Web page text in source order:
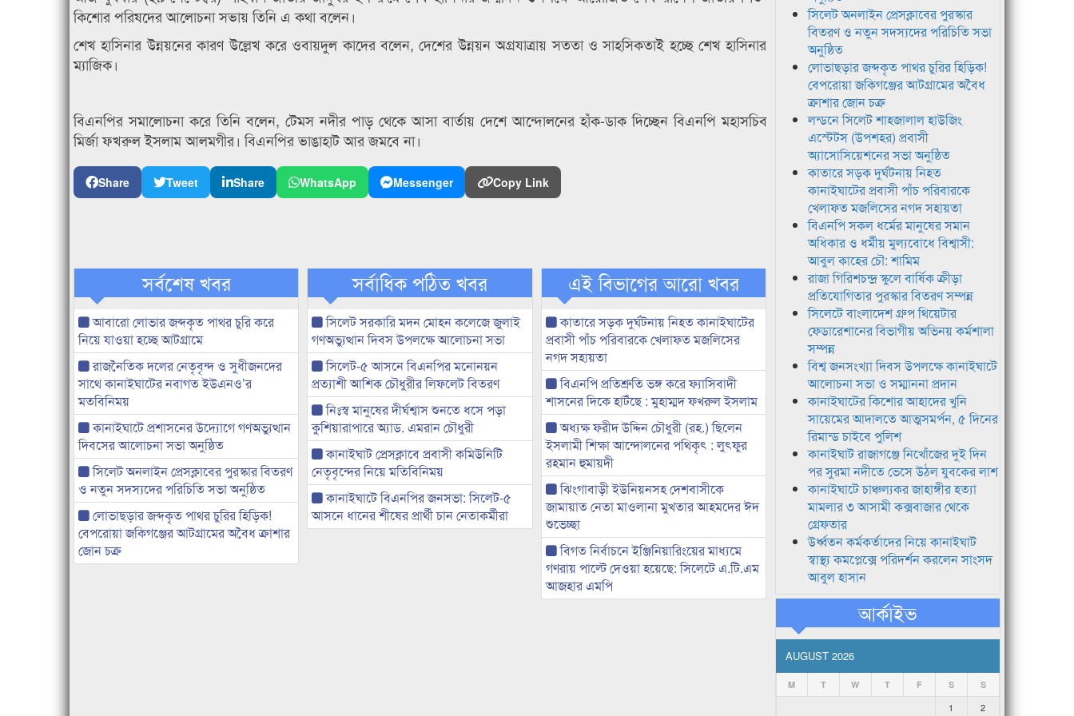
কিশোর পরিষদের আলোচনা সভায় তিনি এ কথা বলেন।
শেখ হাসিনার উন্নয়নের কারণ উল্লেখ করে ওবায়দুল কাদের বলেন, দেশের উন্নয়ন অগ্রযাত্রায় সততা ও সাহসিকতাই হচ্ছে শেখ হাসিনার
ম্যাজিক।
বিএনপির সমালোচনা করে তিনি বলেন, টেমস নদীর পাড় থেকে আসা বার্তায় দেশে আন্দোলনের হাঁক-ডাক দিচ্ছেন বিএনপি মহাসচিব
মির্জা ফখরুল ইসলাম আলমগীর। বিএনপির ভাঙাহাট আর জমবে না।
Share Tweet Share WhatsApp Messenger Copy Link
সর্বশেষ খবর
আবারো লোভার জব্দকৃত পাথর চুরি করে
নিয়ে যাওয়া হচ্ছে আটগ্রামে
রাজনৈতিক দলের নেতৃবৃন্দ ও সুধীজনদের
সাথে কানাইঘাটের নবাগত ইউএনও’র
মতবিনিময়
কানাইঘাটে প্রশাসনের উদ্যোগে গণঅভ্যুত্থান
দিবসের আলোচনা সভা অনুষ্ঠিত
সিলেট অনলাইন প্রেসক্লাবের পুরস্কার বিতরণ
ও নতুন সদস্যদের পরিচিতি সভা অনুষ্ঠিত
লোভাছড়ার জব্দকৃত পাথর চুরির হিড়িক!
বেপরোয়া জকিগঞ্জের আটগ্রামের অবৈধ ক্রাশার
জোন চক্র
সর্বাধিক পঠিত খবর
সিলেট সরকারি মদন মোহন কলেজে জুলাই
গণঅভ্যুত্থান দিবস উপলক্ষে আলোচনা সভা
সিলেট-৫ আসনে বিএনপির মনোনয়ন
প্রত্যাশী আশিক চৌধুরীর লিফলেট বিতরণ
নিঃস্ব মানুষের দীর্ঘশ্বাস শুনতে ধসে পড়া
কুশিয়ারাপারে অ্যাড. এমরান চৌধুরী
কানাইঘাট প্রেসক্লাবে প্রবাসী কমিউনিটি
নেতৃবৃন্দের নিয়ে মতিবিনিময়
কানাইঘাটে বিএনপির জনসভা: সিলেট-৫
আসনে ধানের শীষের প্রার্থী চান নেতাকর্মীরা
এই বিভাগের আরো খবর
কাতারে সড়ক দুর্ঘটনায় নিহত কানাইঘাটের
প্রবাসী পাঁচ পরিবারকে খেলাফত মজলিসের
নগদ সহায়তা
বিএনপি প্রতিশ্রুতি ভঙ্গ করে ফ্যাসিবাদী
শাসনের দিকে হাটঁছে : মুহাম্মদ ফখরুল ইসলাম
অধ্যক্ষ ফরীদ উদ্দিন চৌধুরী (রহ.) ছিলেন
ইসলামী শিক্ষা আন্দোলনের পথিকৃৎ : লুৎফুর
রহমান হুমায়দী
ঝিংগাবাড়ী ইউনিয়নসহ দেশবাসীকে
জামায়াত নেতা মাওলানা মুখতার আহমদের ঈদ
শুভেচ্ছা
বিগত নির্বাচনে ইঞ্জিনিয়ারিংয়ের মাধ্যমে
গণরায় পাল্টে দেওয়া হয়েছে: সিলেটে এ.টি.এম
আজহার এমপি
সিলেট অনলাইন প্রেসক্লাবের পুরস্কার
বিতরণ ও নতুন সদস্যদের পরিচিতি সভা
অনুষ্ঠিত
লোভাছড়ার জব্দকৃত পাথর চুরির হিড়িক!
বেপরোয়া জকিগঞ্জের আটগ্রামের অবৈধ
ক্রাশার জোন চক্র
লন্ডনে সিলেট শাহজালাল হাউজিং
এস্টেটস (উপশহর) প্রবাসী
অ্যাসোসিয়েশনের সভা অনুষ্ঠিত
কাতারে সড়ক দুর্ঘটনায় নিহত
কানাইঘাটের প্রবাসী পাঁচ পরিবারকে
খেলাফত মজলিসের নগদ সহায়তা
বিএনপি সকল ধর্মের মানুষের সমান
অধিকার ও ধর্মীয় মুল্যবোধে বিশ্বাসী:
আবুল কাহের চৌ: শামিম
রাজা গিরিশচন্দ্র স্কুলে বার্ষিক ক্রীড়া
প্রতিযোগিতার পুরস্কার বিতরণ সম্পন্ন
সিলেটে বাংলাদেশ গ্রুপ থিয়েটার
ফেডারেশানের বিভাগীয় অভিনয় কর্মশালা
সম্পন্ন
বিশ্ব জনসংখ্যা দিবস উপলক্ষে কানাইঘাটে
আলোচনা সভা ও সম্মাননা প্রদান
কানাইঘাটের কিশোর আহাদের খুনি
সায়েমের আদালতে আত্মসমর্পন, ৫ দিনের
রিমান্ড চাইবে পুলিশ
কানাইঘাট রাজাগঞ্জে নিখোঁজের দুই দিন
পর সুরমা নদীতে ভেসে উঠল যুবকের লাশ
কানাইঘাটে চাঞ্চল্যকর জাহাঙ্গীর হত্যা
মামলার ৩ আসামী কক্সবাজার থেকে
গ্রেফতার
উর্ধ্বতন কর্মকর্তাদের নিয়ে কানাইঘাট
স্বাস্থ্য কমপ্লেক্সে পরিদর্শন করলেন সাংসদ
আবুল হাসান
আর্কাইভ
AUGUST 2026
M T W T F S S
1
2